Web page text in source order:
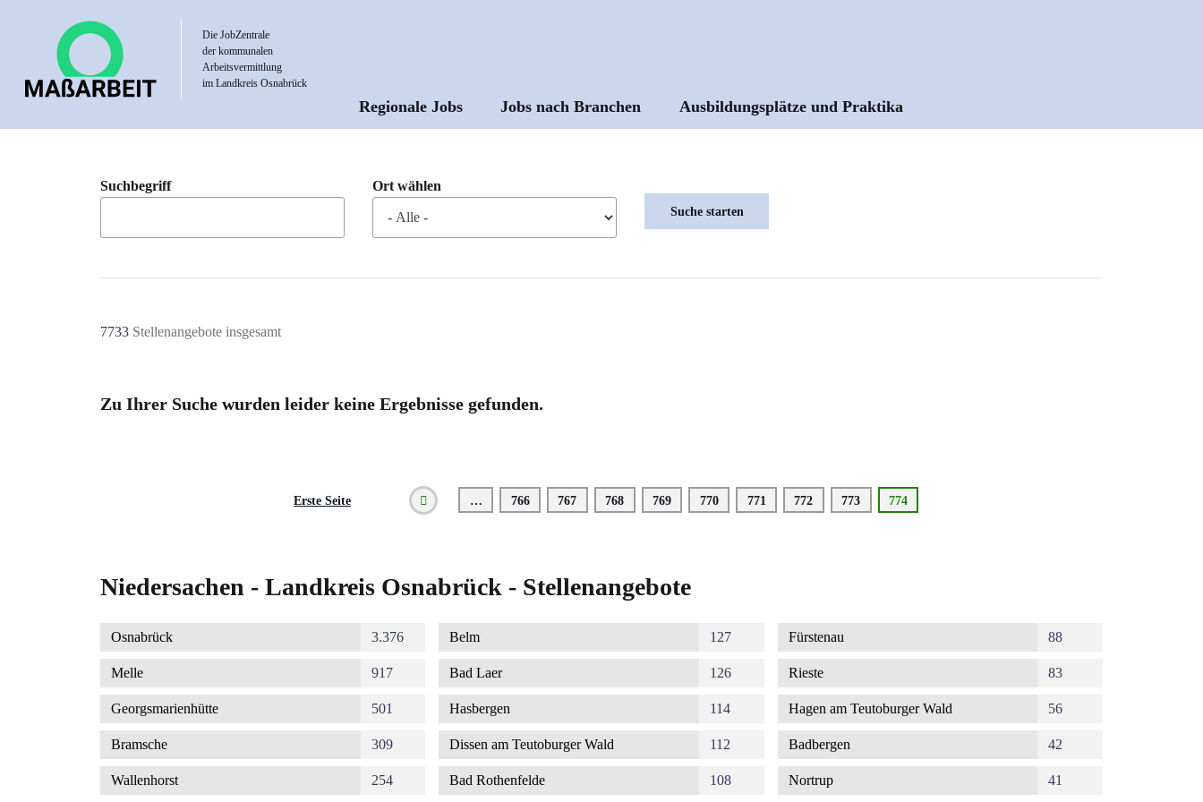
Die JobZentrale
der kommunalen
Arbeitsvermittlung
im Landkreis Osnabrück
Hauptnavigation
Regionale Jobs Jobs nach Branchen Ausbildungsplätze und Praktika
Suchbegriff Ort wählen
7733 Stellenangebote insgesamt
Zu Ihrer Suche wurden leider keine Ergebnisse gefunden.
SeitennummerierungErste
Erste Seite
Vorherige
Seite
… Seite
766 Seite
767 Seite
768 Seite
769 Seite
770 Seite
771 Seite
772 Seite
773
Aktuelle
Seite
774
Niedersachen - Landkreis Osnabrück - Stellenangebote
Osnabrück 3.376
Melle 917
Georgsmarienhütte 501
Bramsche 309
Wallenhorst 254
Belm 127
Bad Laer 126
Hasbergen 114
Dissen am Teutoburger Wald 112
Bad Rothenfelde 108
Fürstenau 88
Rieste 83
Hagen am Teutoburger Wald 56
Badbergen 42
Nortrup 41